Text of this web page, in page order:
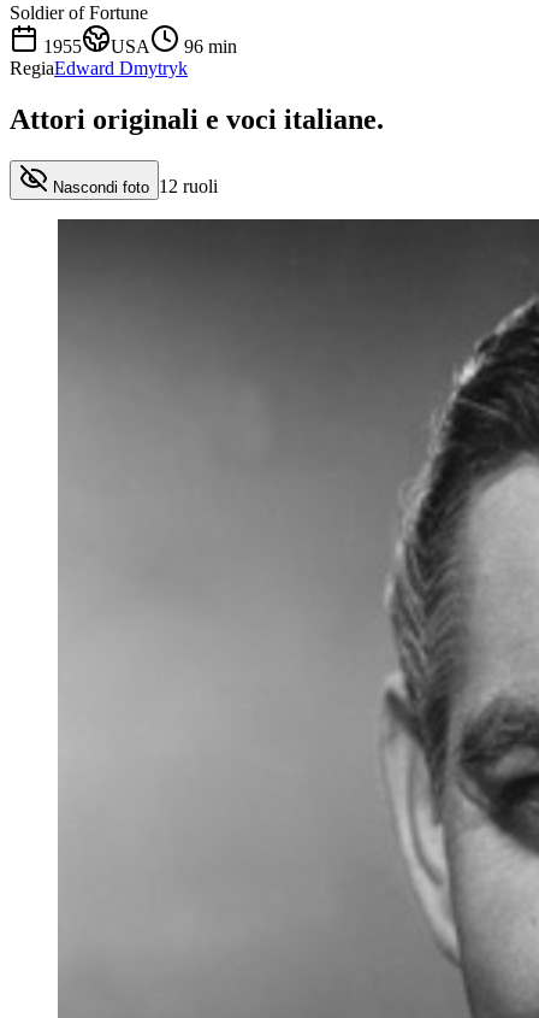
Soldier of Fortune
1955
USA 96 min
RegiaEdward Dmytryk
Attori originali e voci italiane.
Nascondi foto 12 ruoli